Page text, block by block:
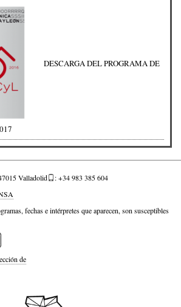
DESCARGA DEL PROGRAMA DE
Valladolid
: +34 983 385 604
fechas e intérpretes que aparecen, son susceptibles
de